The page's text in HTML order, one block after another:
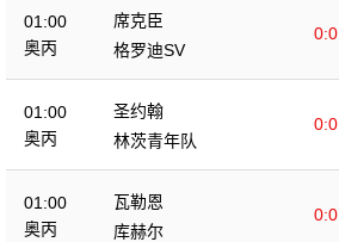
01:00
奥丙
席克臣
0:0
格罗迪SV
01:00
奥丙
圣约翰
0:0
林茨青年队
01:00
奥丙
瓦勒恩
0:0
库赫尔